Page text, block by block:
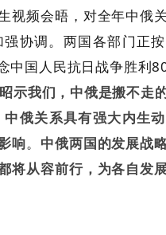
视频会晤，对全年中俄
协调。两国各部门正
中国人民抗日战争胜利
示我们，中俄是搬不走
中俄关系具有强大内生
响。 中俄两国的发展战
将从容前行，为各自发